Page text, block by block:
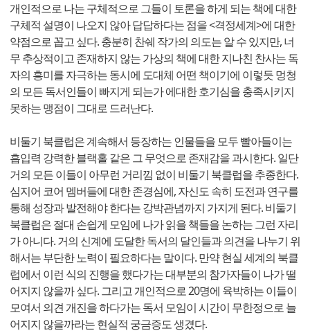
개인적으로 나는 구체적으로 그들이 토론을 하게 되는 책에 대한
구체적 설명이 나오지 않아 답답하다는 점을 <격정세계>에 대한
약점으로 꼽고 싶다. 충분히 찬쉐 작가의 의도는 알 수 있지만, 너
무 추상적이고 존재하지 않는 가상의 책에 대한 지나친 찬사는 독
자의 흥미를 자극하는 동시에 도대체 어떤 책이기에 이렇듯 멍청
의 모든 독서인들이 빠지게 되는가 에대한 호기심을 충족시키지
못하는 맹점이 그대로 드러난다.
비둘기 북클럽은 계속해서 등장하는 인물들을 모두 빨아들이는
흡입력 강력한 블랙홀 같은 그 무엇으로 존재감을 과시한다. 일단
거의 모든 이들이 아무런 거리낌 없이 비둘기 북클럽을 추종한다.
심지어 코어 멤버들에 대한 존경심에, 자신도 속히 도전과 연구를
통해 성장과 발전해야 한다는 강박관념까지 가지게 된다. 비둘기
북클럽은 절대 손쉽게 모임에 나가 읽을 책들을 논하는 그런 자리
가 아니다. 거의 신계에 도달한 독서의 달인들과 의견을 나누기 위
해서는 부단한 노력이 필요하다는 말이다. 만약 현실 세계의 북클
럽에서 이런 식의 진행을 했다가는 대부분의 참가자들이 나가 떨
어지지 않을까 싶다. 그리고 개인적으로 20명에 육박하는 이들이
모여서 의견 개진을 하다가는 독서 모임이 시간이 무한정으로 늘
어지지 않을까라는 현실적 궁금증도 생겼다.